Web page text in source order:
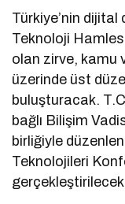
Türkiye’nin dijital
Teknoloji
olan zirve, kamu
üzerinde üst
buluşturacak.
bağlı Bilişim
birliğiyle
Teknolojileri